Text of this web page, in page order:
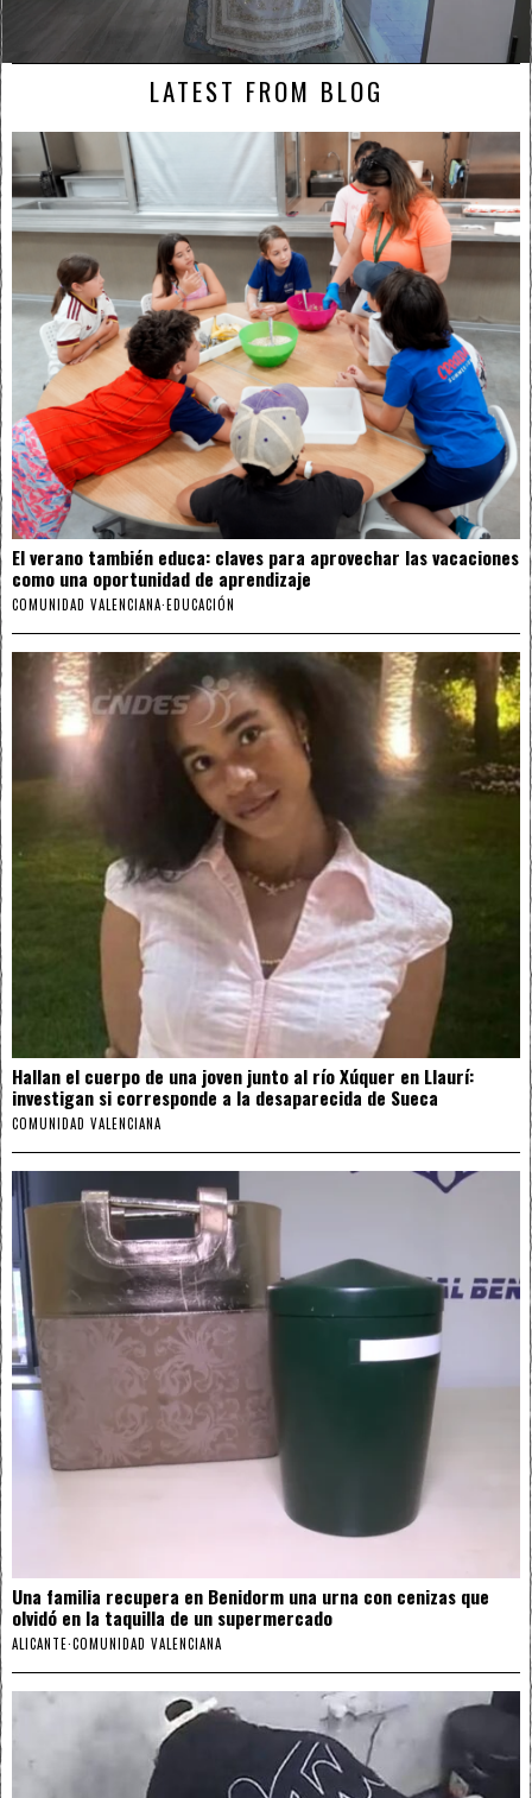
LATEST FROM BLOG
El verano también educa: claves para aprovechar las vacaciones
como una oportunidad de aprendizaje
COMUNIDAD VALENCIANA·EDUCACIÓN
Hallan el cuerpo de una joven junto al río Xúquer en Llaurí:
investigan si corresponde a la desaparecida de Sueca
COMUNIDAD VALENCIANA
Una familia recupera en Benidorm una urna con cenizas que
olvidó en la taquilla de un supermercado
ALICANTE·COMUNIDAD VALENCIANA